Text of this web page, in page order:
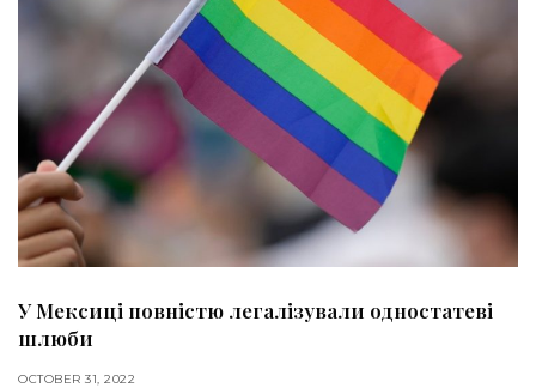
У Мексиці повністю легалізували одностатеві
шлюби
OCTOBER 31, 2022